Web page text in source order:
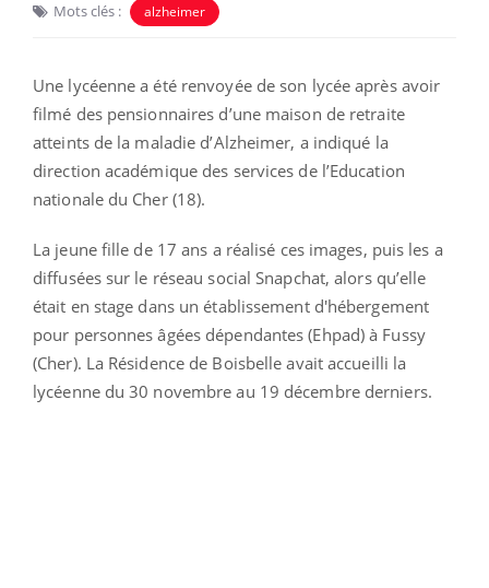
Mots clés : alzheimer
Une lycéenne a été renvoyée de son lycée après avoir
filmé des pensionnaires d’une maison de retraite
atteints de la maladie d’Alzheimer, a indiqué la
direction académique des services de l’Education
nationale du Cher (18).
La jeune fille de 17 ans a réalisé ces images, puis les a
diffusées sur le réseau social Snapchat, alors qu’elle
était en stage dans un établissement d'hébergement
pour personnes âgées dépendantes (Ehpad) à Fussy
(Cher). La Résidence de Boisbelle avait accueilli la
lycéenne du 30 novembre au 19 décembre derniers.